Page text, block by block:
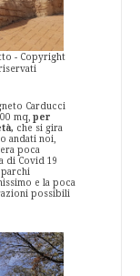
- Copyright
Carducci
mq, per
che si gira
andati noi,
poca
di Covid 19
e la poca
possibili